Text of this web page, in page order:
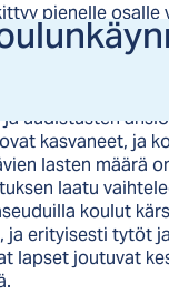
pienelle osalle
ja
haasteita.
uudistusten
kasvaneet, ja
lasten määrä
laatu
koulut
ja erityisesti tytöt
lapset joutuvat